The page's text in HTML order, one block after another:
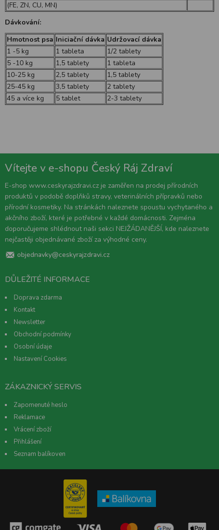
(FE, ZN, CU, MN)
Dávkování:
Hmotnost psa Iniciační dávka Udržovací dávka
1 -5 kg
1 tableta
1/2 tablety
5 -10 kg
1,5 tablety
1 tableta
10-25 kg
2,5 tablety
1,5 tablety
25-45 kg
3,5 tablety
2 tablety
45 a více kg
5 tablet 2-3 tablety
Vítejte v e-shopu Český Ráj Zdraví
E-shop www.ceskyrajzdravi.cz je zaměřen na prodej přírodních
produktů v podobě doplňků stravy, veterinálních přípravků nebo
přírodní kosmetiky. Na stránkách naleznete spoustu vychytaného a
akčního zboží, které je potřebné v každé domácnosti. Zejména
doporučujeme shlédnout naši sekci NEJŽÁDANĚJŠÍ, kde naleznete
nejčastěji objednávané zboží za výhodné ceny.
objednavky@ceskyrajzdravi.cz
DŮLEŽITÉ INFORMACE
Doprava zdarma
Kontakt
Newsletter
Obchodní podmínky
Osobní údaje
Nastavení Cookies
ZÁKAZNICKÝ SERVIS
Zapomenuté heslo
Reklamace
Vrácení zboží
Přihlášení
Seznam balíkoven